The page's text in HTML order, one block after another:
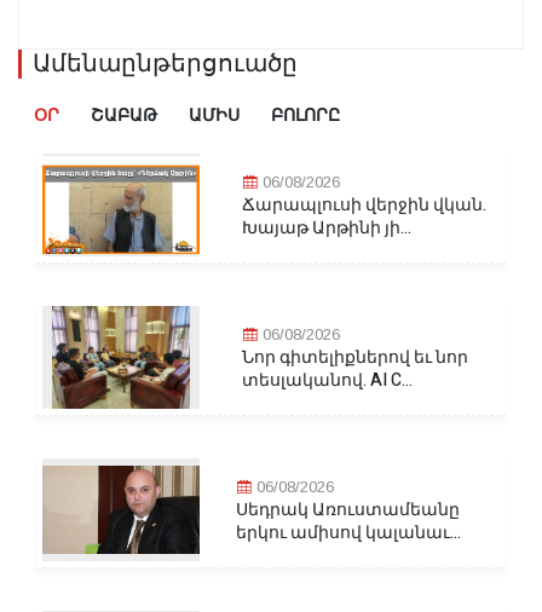
Ամենաընթերցուածը
ՕՐ ՇԱԲԱԹ ԱՄԻՍ ԲՈԼՈՐԸ
06/08/2026
Ճարապլուսի վերջին վկան.
Խայաթ Արթինի յի...
06/08/2026
Նոր գիտելիքներով եւ նոր
տեսլականով. AI C...
06/08/2026
Սեդրակ Առուստամեանը
երկու ամիսով կալանաւ...